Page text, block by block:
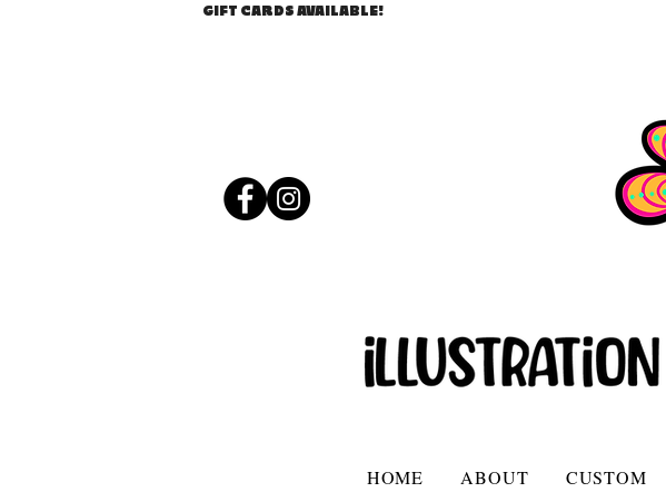
GIFT CARDS AVAILABLE!
HOME ABOUT CUSTOM